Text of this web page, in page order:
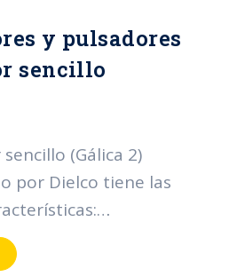
y pulsadores
sencillo
(Gálica 2)
por Dielco tiene las
de conducción
Marcación